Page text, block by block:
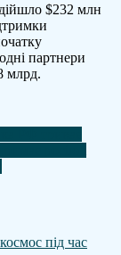
$232 млн
партнери
млрд.